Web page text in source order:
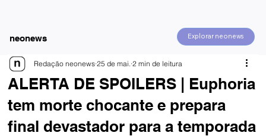
Explorar neonews
neonews
ALERTA DE SPOILERS | Euphoria
tem morte chocante e prepara
final devastador para a temporada
Redação neonews 25 de mai. 2 min de leitura